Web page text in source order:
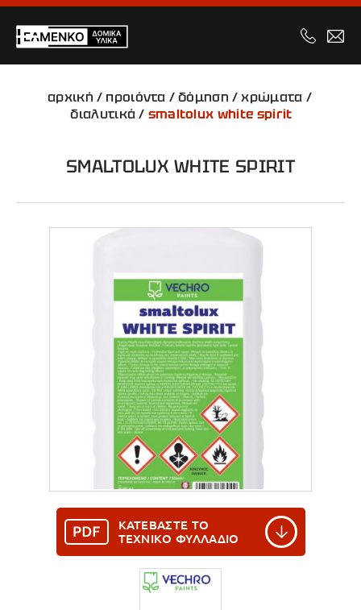
αρχική / προιόντα /δόμηση / χρώματα /
διαλυτικά / smaltolux white spirit
SMALTOLUX WHITE SPIRIT
ΚΑΤΕΒΑΣΤΕ ΤΟ
ΤΕΧΝΙΚΟ ΦΥΛΛΑΔΙΟ